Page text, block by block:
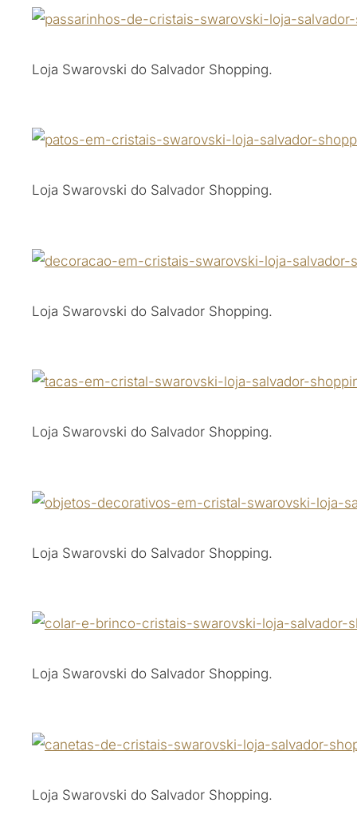
Loja Swarovski do Salvador Shopping.
Loja Swarovski do Salvador Shopping.
Loja Swarovski do Salvador Shopping.
Loja Swarovski do Salvador Shopping.
Loja Swarovski do Salvador Shopping.
Loja Swarovski do Salvador Shopping.
Loja Swarovski do Salvador Shopping.